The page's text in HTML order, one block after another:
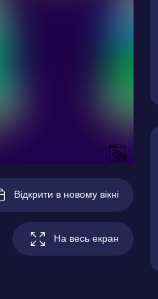
Відкрити в новому вікні
На весь екран